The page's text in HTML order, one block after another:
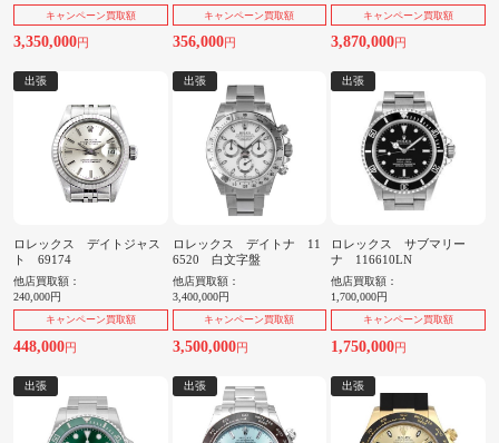
キャンペーン買取額
3,350,000円
キャンペーン買取額
356,000円
キャンペーン買取額
3,870,000円
出張
ロレックス デイトジャス
ト 69174
他店買取額：
240,000円
キャンペーン買取額
448,000円
出張
ロレックス デイトナ 11
6520 白文字盤
他店買取額：
3,400,000円
キャンペーン買取額
3,500,000円
出張
ロレックス サブマリー
ナ 116610LN
他店買取額：
1,700,000円
キャンペーン買取額
1,750,000円
出張 出張 出張